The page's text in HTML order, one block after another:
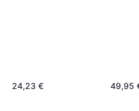
24,23 € 49,95